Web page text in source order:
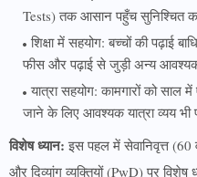
Tests) तक आसान पहुँच सुनिश्चित
शिक्षा में सहयोग: बच्चों की पढ़ाई
फीस और पढ़ाई से जुड़ी अन्य
यात्रा सहयोग: कामगारों को
जाने के लिए आवश्यक यात्रा व्यय भी
विशेष ध्यान: इस पहल में सेवानिवृत्त
और दिव्यांग व्यक्तियों (PwD) पर